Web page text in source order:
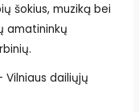
šokius, muziką bei
amatininkų
Vilniaus dailiųjų